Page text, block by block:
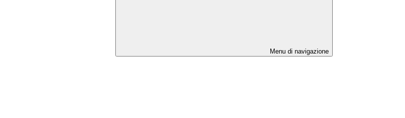
Menu di navigazione